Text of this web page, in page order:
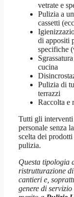
vetrate e
Pulizia a
cassetti
di appositi
specifiche
cucina
Pulizia di
terrazzi
Raccolta e
Tutti gli interventi
personale senza
scelta dei
pulizia.
Questa tipologia
ristrutturazione
cantieri e,
genere di